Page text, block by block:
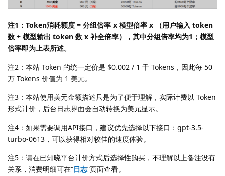
注1：Token消耗额度 = 分组倍率 x 模型倍率 x （用户输入 token
数 + 模型输出 token 数 x 补全倍率），其中分组倍率均为1；模型
倍率即为上表所述。
注2：本站 Token 的统一定价是 $0.002 / 1 千 Tokens，因此每 50
万 Tokens 价值为 1 美元。
注3：本站使用美元金额描述只是为了便于理解，实际计费以 Token
形式计价，后台日志界面会自动转换为美元显示。
注4：如果需要调用API接口，建议优先选择以下接口：gpt-3.5-
turbo-0613，可以获得相对较佳的速度体验。
注5：请在已知晓平台计价方式后选择性购买，不理解以上备注没有
关系，消费明细可在“日志”页面查看。